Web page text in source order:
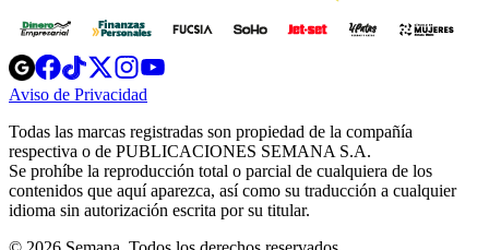
Opens
in
new
Opens
in
new
Opens
in
new
window
Opens
new
windowwindow
Aviso de Privacidad
new
window
Todas las marcas registradas son propiedad de la compañía
respectiva o de PUBLICACIONES SEMANA S.A.
Se prohíbe la reproducción total o parcial de cualquiera de los
contenidos que aquí aparezca, así como su traducción a cualquier
idioma sin autorización escrita por su titular.